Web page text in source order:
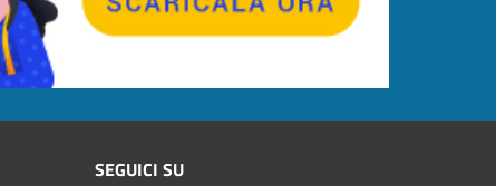
SEGUICI SU